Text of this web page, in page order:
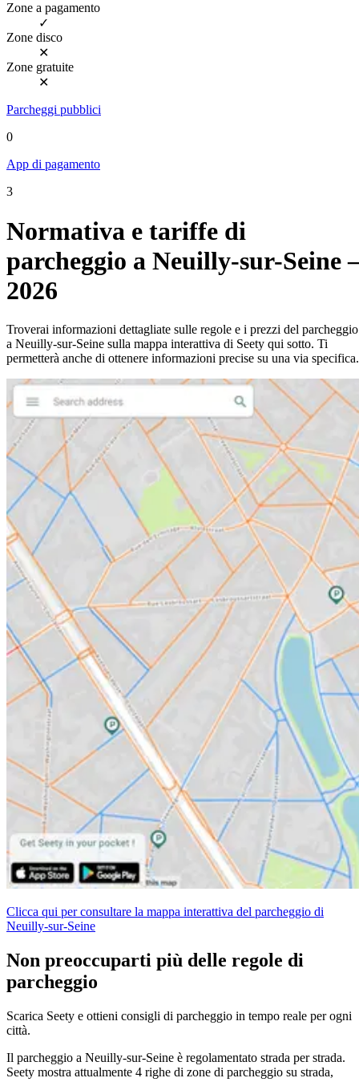
Zone a pagamento
✓
Zone disco
✕
Zone gratuite
✕
Parcheggi pubblici
0
App di pagamento
3
Normativa e tariffe di
parcheggio a Neuilly-sur-Seine
2026
Troverai informazioni dettagliate sulle regole e i prezzi del parcheggio
a Neuilly-sur-Seine sulla mappa interattiva di Seety qui sotto. Ti
permetterà anche di ottenere informazioni precise su una via specifica.
Clicca qui per consultare la mappa interattiva del parcheggio di
Neuilly-sur-Seine
Non preoccuparti più delle regole di
parcheggio
Scarica Seety e ottieni consigli di parcheggio in tempo reale per ogni
città.
Il parcheggio a Neuilly-sur-Seine è regolamentato strada per strada.
Seety mostra attualmente 4 righe di zone di parcheggio su strada,